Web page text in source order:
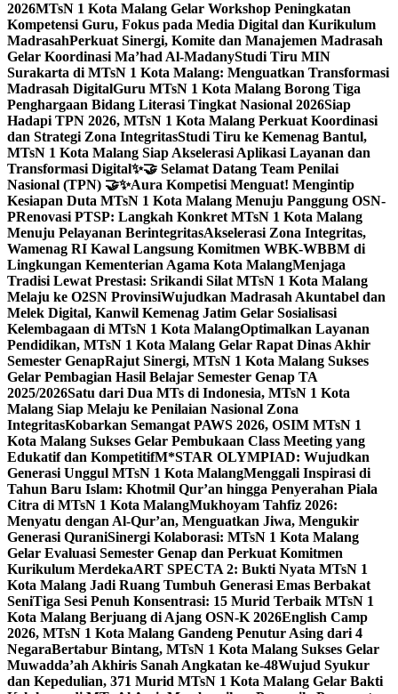
2026MTsN 1 Kota Malang Gelar Workshop Peningkatan
Kompetensi Guru, Fokus pada Media Digital dan Kurikulum
MadrasahPerkuat Sinergi, Komite dan Manajemen Madrasah
Gelar Koordinasi Ma’had Al-MadanyStudi Tiru MIN
Surakarta di MTsN 1 Kota Malang: Menguatkan Transformasi
Madrasah DigitalGuru MTsN 1 Kota Malang Borong Tiga
Penghargaan Bidang Literasi Tingkat Nasional 2026Siap
Hadapi TPN 2026, MTsN 1 Kota Malang Perkuat Koordinasi
dan Strategi Zona IntegritasStudi Tiru ke Kemenag Bantul,
MTsN 1 Kota Malang Siap Akselerasi Aplikasi Layanan dan
Transformasi Digital✨🤝 Selamat Datang Team Penilai
Nasional (TPN) 🤝✨Aura Kompetisi Menguat! Mengintip
Kesiapan Duta MTsN 1 Kota Malang Menuju Panggung OSN-
PRenovasi PTSP: Langkah Konkret MTsN 1 Kota Malang
Menuju Pelayanan BerintegritasAkselerasi Zona Integritas,
Wamenag RI Kawal Langsung Komitmen WBK-WBBM di
Lingkungan Kementerian Agama Kota MalangMenjaga
Tradisi Lewat Prestasi: Srikandi Silat MTsN 1 Kota Malang
Melaju ke O2SN ProvinsiWujudkan Madrasah Akuntabel dan
Melek Digital, Kanwil Kemenag Jatim Gelar Sosialisasi
Kelembagaan di MTsN 1 Kota MalangOptimalkan Layanan
Pendidikan, MTsN 1 Kota Malang Gelar Rapat Dinas Akhir
Semester GenapRajut Sinergi, MTsN 1 Kota Malang Sukses
Gelar Pembagian Hasil Belajar Semester Genap TA
2025/2026Satu dari Dua MTs di Indonesia, MTsN 1 Kota
Malang Siap Melaju ke Penilaian Nasional Zona
IntegritasKobarkan Semangat PAWS 2026, OSIM MTsN 1
Kota Malang Sukses Gelar Pembukaan Class Meeting yang
Edukatif dan KompetitifM*STAR OLYMPIAD: Wujudkan
Generasi Unggul MTsN 1 Kota MalangMenggali Inspirasi di
Tahun Baru Islam: Khotmil Qur’an hingga Penyerahan Piala
Citra di MTsN 1 Kota MalangMukhoyam Tahfiz 2026:
Menyatu dengan Al-Qur’an, Menguatkan Jiwa, Mengukir
Generasi QuraniSinergi Kolaborasi: MTsN 1 Kota Malang
Gelar Evaluasi Semester Genap dan Perkuat Komitmen
Kurikulum MerdekaART SPECTA 2: Bukti Nyata MTsN 1
Kota Malang Jadi Ruang Tumbuh Generasi Emas Berbakat
SeniTiga Sesi Penuh Konsentrasi: 15 Murid Terbaik MTsN 1
Kota Malang Berjuang di Ajang OSN-K 2026English Camp
2026, MTsN 1 Kota Malang Gandeng Penutur Asing dari 4
NegaraBertabur Bintang, MTsN 1 Kota Malang Sukses Gelar
Muwadda’ah Akhiris Sanah Angkatan ke-48Wujud Syukur
dan Kepedulian, 371 Murid MTsN 1 Kota Malang Gelar Bakti